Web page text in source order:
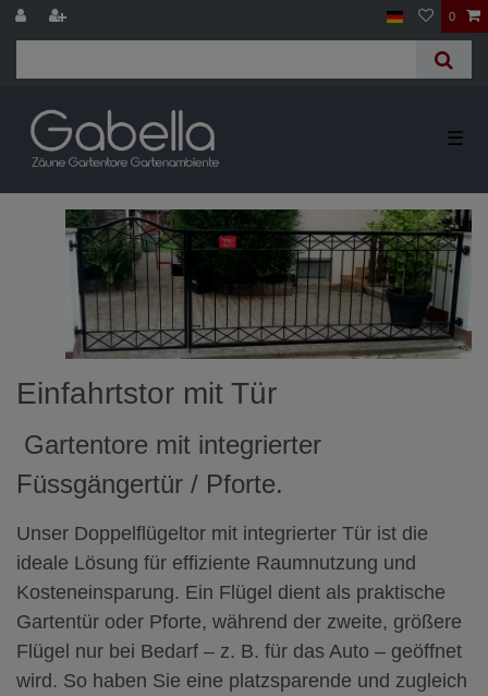
0
☰
Einfahrtstor mit Tür
Gartentore mit integrierter
Füssgängertür / Pforte.
Unser Doppelflügeltor mit integrierter Tür ist die
ideale Lösung für effiziente Raumnutzung und
Kosteneinsparung. Ein Flügel dient als praktische
Gartentür oder Pforte, während der zweite, größere
Flügel nur bei Bedarf – z. B. für das Auto – geöffnet
wird. So haben Sie eine platzsparende und zugleich